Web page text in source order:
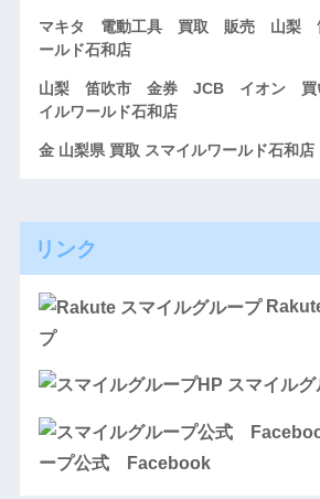
マキタ 電動工具 買取 販売 山梨
ールド石和店
山梨 笛吹市 金券 JCB イオン 買
イルワールド石和店
金 山梨県 買取 スマイルワールド石和店
リンク
プ
スマイル
ープ公式 Facebook